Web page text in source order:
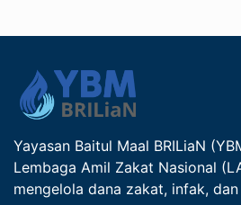
Yayasan Baitul Maal BRILiaN
Lembaga Amil Zakat Nasional
mengelola dana zakat, infak,